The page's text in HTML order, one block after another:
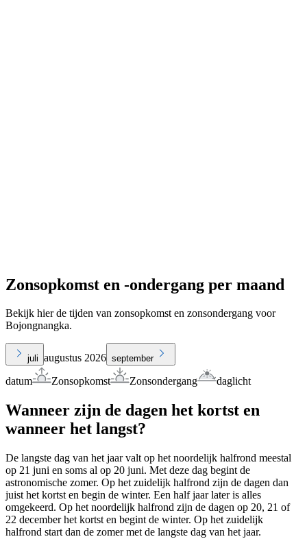
Zonsopkomst en -ondergang per maand
Bekijk hier de tijden van zonsopkomst en zonsondergang voor
Bojongnangka.
juli augustus 2026 september
datum Zonsopkomst Zonsondergang daglicht
Wanneer zijn de dagen het kortst en
wanneer het langst?
De langste dag van het jaar valt op het noordelijk halfrond meestal
op 21 juni en soms al op 20 juni. Met deze dag begint de
astronomische zomer. Op het zuidelijk halfrond zijn de dagen dan
juist het kortst en begin de winter. Een half jaar later is alles
omgekeerd. Op het noordelijk halfrond zijn de dagen op 20, 21 of
22 december het kortst en begint de winter. Op het zuidelijk
halfrond start dan de zomer met de langste dag van het jaar.